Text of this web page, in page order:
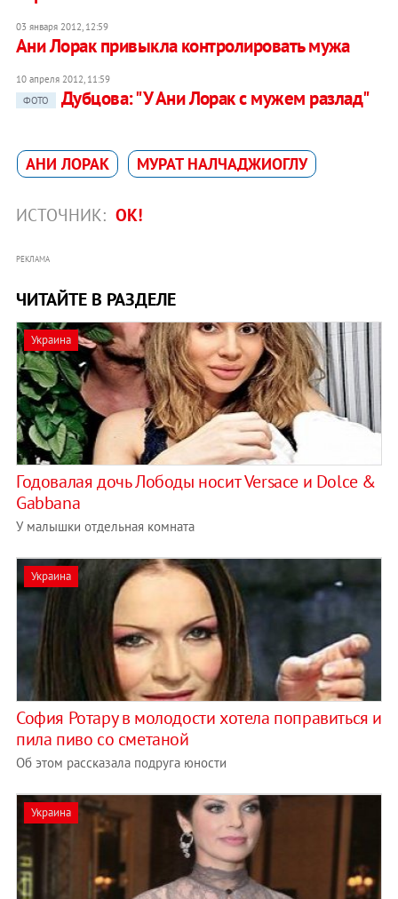
03 января 2012, 12:59
Ани Лорак привыкла контролировать мужа
10 апреля 2012, 11:59
ФОТО
Дубцова: "У Ани Лорак с мужем разлад"
АНИ ЛОРАК МУРАТ НАЛЧАДЖИОГЛУ
ИСТОЧНИК: ОК!
РЕКЛАМА
ЧИТАЙТЕ В РАЗДЕЛЕ
Украина
Годовалая дочь Лободы носит Versace и Dolce &
Gabbana
У малышки отдельная комната
Украина
София Ротару в молодости хотела поправиться и
пила пиво со сметаной
Об этом рассказала подруга юности
Украина